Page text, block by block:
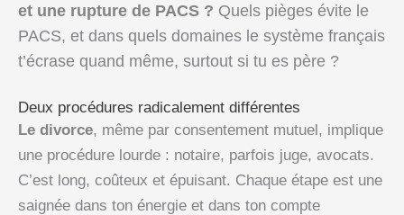
et une rupture de PACS ? Quels pièges évite le
PACS, et dans quels domaines le système français
t’écrase quand même, surtout si tu es père ?
Deux procédures radicalement différentes
Le divorce, même par consentement mutuel, implique
une procédure lourde : notaire, parfois juge, avocats.
C’est long, coûteux et épuisant. Chaque étape est une
saignée dans ton énergie et dans ton compte